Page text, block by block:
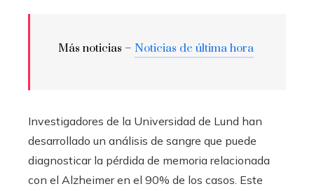
Más noticias – Noticias de última hora
Investigadores de la Universidad de Lund han
desarrollado un análisis de sangre que puede
diagnosticar la pérdida de memoria relacionada
con el Alzheimer en el 90% de los casos. Este